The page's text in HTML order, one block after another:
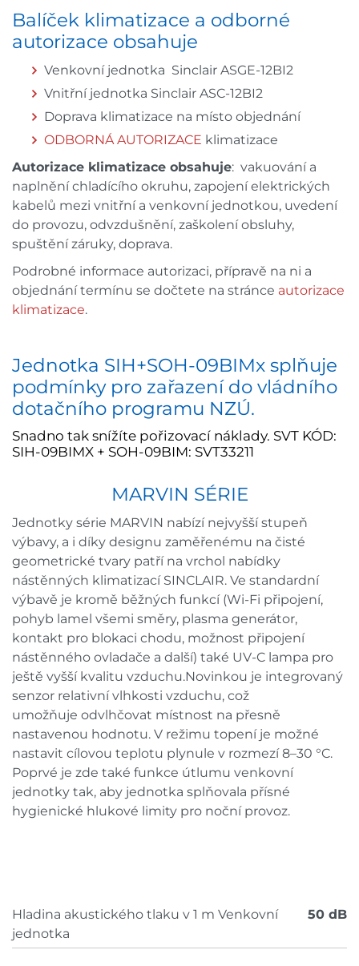
Hladina akustického tlaku v 1 m Venkovní
jednotka
50 dB
Balíček klimatizace a odborné
autorizace obsahuje
Venkovní jednotka Sinclair ASGE-12BI2
Vnitřní jednotka Sinclair ASC-12BI2
Doprava klimatizace na místo objednání
ODBORNÁ AUTORIZACE klimatizace
Autorizace klimatizace obsahuje: vakuování a
naplnění chladícího okruhu, zapojení elektrických
kabelů mezi vnitřní a venkovní jednotkou, uvedení
do provozu, odvzdušnění, zaškolení obsluhy,
spuštění záruky, doprava.
Podrobné informace autorizaci, přípravě na ni a
objednání termínu se dočtete na stránce autorizace
klimatizace.
Jednotka SIH+SOH-09BIMx splňuje
podmínky pro zařazení do vládního
dotačního programu NZÚ.
Snadno tak snížíte pořizovací náklady. SVT KÓD:
SIH-09BIMX + SOH-09BIM: SVT33211
MARVIN SÉRIE
Jednotky série MARVIN nabízí nejvyšší stupeň
výbavy, a i díky designu zaměřenému na čisté
geometrické tvary patří na vrchol nabídky
nástěnných klimatizací SINCLAIR. Ve standardní
výbavě je kromě běžných funkcí (Wi-Fi připojení,
pohyb lamel všemi směry, plasma generátor,
kontakt pro blokaci chodu, možnost připojení
nástěnného ovladače a další) také UV-C lampa pro
ještě vyšší kvalitu vzduchu.Novinkou je integrovaný
senzor relativní vlhkosti vzduchu, což
umožňuje odvlhčovat místnost na přesně
nastavenou hodnotu. V režimu topení je možné
nastavit cílovou teplotu plynule v rozmezí 8–30 °C.
Poprvé je zde také funkce útlumu venkovní
jednotky tak, aby jednotka splňovala přísné
hygienické hlukové limity pro noční provoz.